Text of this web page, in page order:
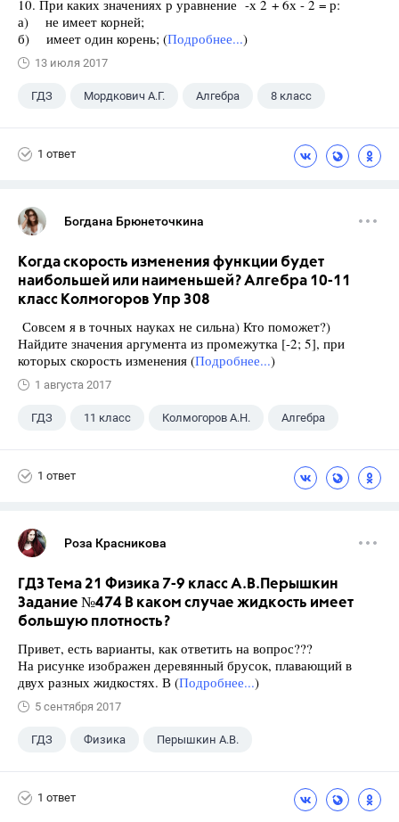
10. При каких значениях р уравнение -х 2 + 6х - 2 = р:
а) не имеет корней;
б) имеет один корень; (Подробнее...)
13 июля 2017
ГДЗ Мордкович А.Г. Алгебра 8 класс
1 ответ
Богдана Брюнеточкина
Когда скорость изменения функции будет
наибольшей или наименьшей? Алгебра 10-11
класс Колмогоров Упр 308
Совсем я в точных науках не сильна) Кто поможет?)
Найдите значения аргумента из промежутка [-2; 5], при
которых скорость изменения (Подробнее...)
1 августа 2017
ГДЗ 11 класс Колмогоров А.Н. Алгебра
1 ответ
Роза Красникова
ГДЗ Тема 21 Физика 7-9 класс А.В.Перышкин
Задание №474 В каком случае жидкость имеет
большую плотность?
Привет, есть варианты, как ответить на вопрос???
На рисунке изображен деревянный брусок, плавающий в
двух разных жидкостях. В (Подробнее...)
5 сентября 2017
ГДЗ Физика Перышкин А.В.
1 ответ